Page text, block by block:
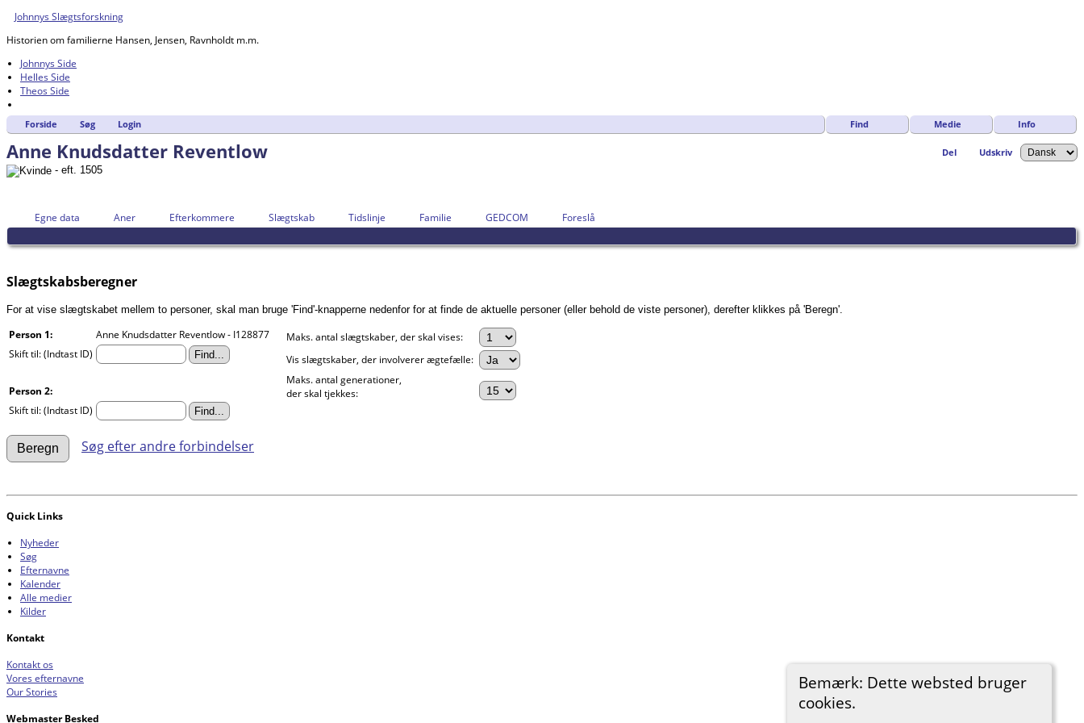
Johnnys Slægtsforskning
Historien om familierne Hansen, Jensen, Ravnholdt m.m.
Johnnys Side
Helles Side
Theos Side
Find Medie Info
Forside Søg Login
Del Udskriv
Bemærk: Dette websted bruger
cookies.
Anne Knudsdatter Reventlow
- eft. 1505
Egne data Aner Efterkommere Slægtskab Tidslinje Familie GEDCOM Foreslå
Slægtskabsberegner
For at vise slægtskabet mellem to personer, skal man bruge 'Find'-knapperne nedenfor for at finde de aktuelle personer (eller behold de viste personer), derefter klikkes på 'Beregn'.
Person 1:
Anne Knudsdatter Reventlow - I128877
Skift til: (Indtast ID)
Person 2:
Skift til: (Indtast ID)
Maks. antal slægtskaber, der skal vises:
Vis slægtskaber, der involverer ægtefælle:
Maks. antal generationer,
der skal tjekkes:
Søg efter andre forbindelser
Quick Links
Nyheder
Søg
Efternavne
Kalender
Alle medier
Kilder
Kontakt
Kontakt os
Vores efternavne
Our Stories
Webmaster Besked